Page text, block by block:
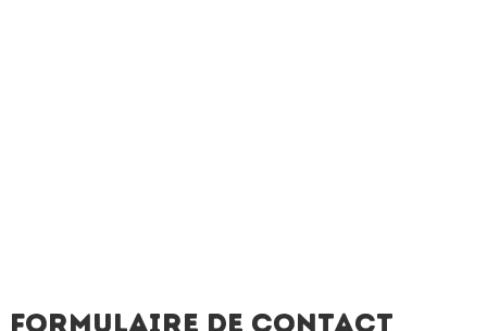
Formulaire de contact